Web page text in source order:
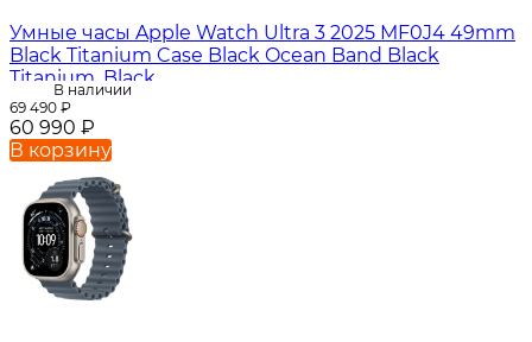
Умные часы Apple Watch Ultra 3 2025 MF0J4 49mm
Black Titanium Case Black Ocean Band Black
Titanium, Black
В наличии
69 490 ₽
60 990 ₽
В корзину